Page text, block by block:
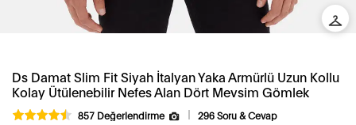
Ds Damat Slim Fit Siyah İtalyan Yaka Armürlü Uzun Kollu
Kolay Ütülenebilir Nefes Alan Dört Mevsim Gömlek
857 Değerlendirme 296 Soru & Cevap